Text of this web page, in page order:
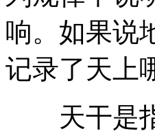
响。如果说
记录了天上
天干是指